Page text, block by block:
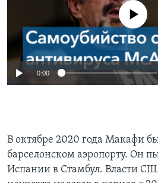
No media source
0:00
В октябре 2020 года Макафи
барселонском аэропорту. Он
Испании в Стамбул. Власти